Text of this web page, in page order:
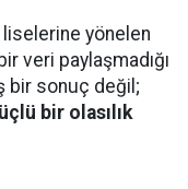
yönelen
veri paylaşmadığı
bir sonuç değil;
bir olasılık